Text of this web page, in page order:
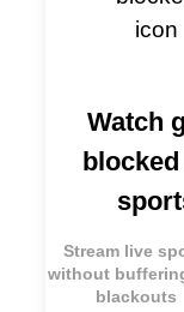
Watch
Stream live
without
blackouts